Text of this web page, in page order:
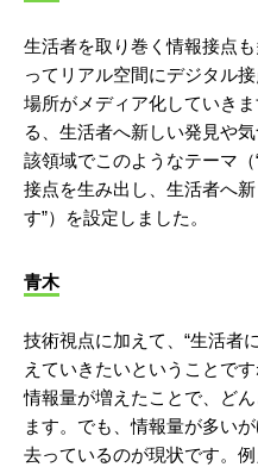
生活者を取り巻く情報接点
ってリアル空間にデジタル
場所がメディア化していき
る、生活者へ新しい発見や
該領域でこのようなテーマ
接点を生み出し、生活者へ
す”）を設定しました。
青木
技術視点に加えて、“生活者
えていきたいということです
情報量が増えたことで、ど
ます。でも、情報量が多い
去っているのが現状です。